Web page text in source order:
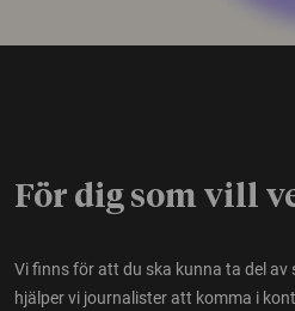
För dig som vill
Vi finns för att du ska kunna ta del
hjälper vi journalister att komma i